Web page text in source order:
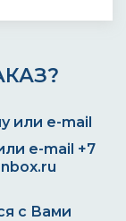
e-mail +7